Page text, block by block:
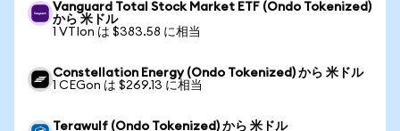
Vanguard Total Stock Market ETF (Ondo Tokenized)
から 米ドル
1 VTIon は $383.58 に相当
Constellation Energy (Ondo Tokenized) から 米ドル
1 CEGon は $269.13 に相当
Terawulf (Ondo Tokenized) から 米ドル